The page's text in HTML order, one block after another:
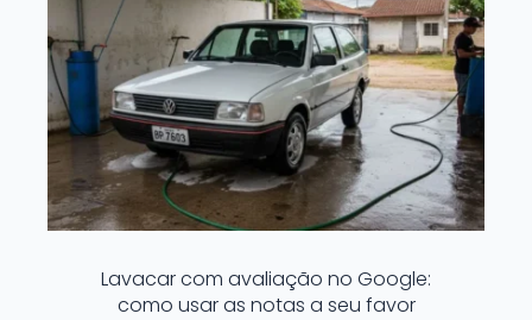
Lavacar com avaliação no Google:
como usar as notas a seu favor